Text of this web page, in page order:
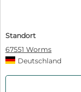
Standort
67551 Worms
Deutschland